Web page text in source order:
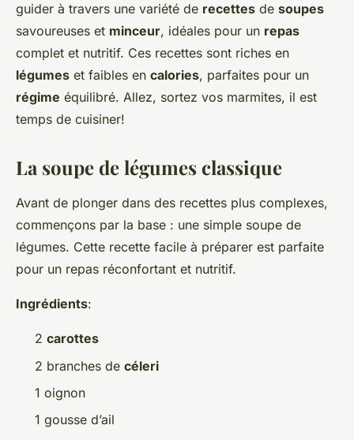
guider à travers une variété de recettes de soupes
savoureuses et minceur, idéales pour un repas
complet et nutritif. Ces recettes sont riches en
légumes et faibles en calories, parfaites pour un
régime équilibré. Allez, sortez vos marmites, il est
temps de cuisiner!
La soupe de légumes classique
Avant de plonger dans des recettes plus complexes,
commençons par la base : une simple soupe de
légumes. Cette recette facile à préparer est parfaite
pour un repas réconfortant et nutritif.
Ingrédients:
2 carottes
2 branches de céleri
1 oignon
1 gousse d’ail